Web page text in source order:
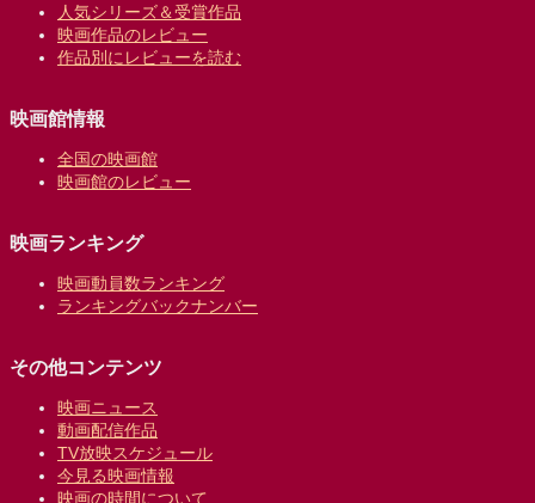
人気シリーズ＆受賞作品
映画作品のレビュー
作品別にレビューを読む
映画館情報
全国の映画館
映画館のレビュー
映画ランキング
映画動員数ランキング
ランキングバックナンバー
その他コンテンツ
映画ニュース
動画配信作品
TV放映スケジュール
今見る映画情報
映画の時間について